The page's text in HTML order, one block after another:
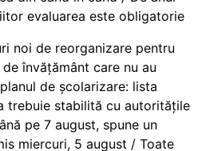
evaluarea este obligatorie
noi de reorganizare pentru
învățământ care nu au
de școlarizare: lista
trebuie stabilită cu autoritățile
pe 7 august, spune un
miercuri, 5 august / Toate